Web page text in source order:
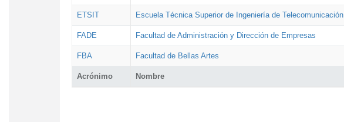
Acrónimo Nombre
ETSIT Escuela Técnica Superior de Ingeniería de Telecomunicación
FADE Facultad de Administración y Dirección de Empresas
FBA Facultad de Bellas Artes